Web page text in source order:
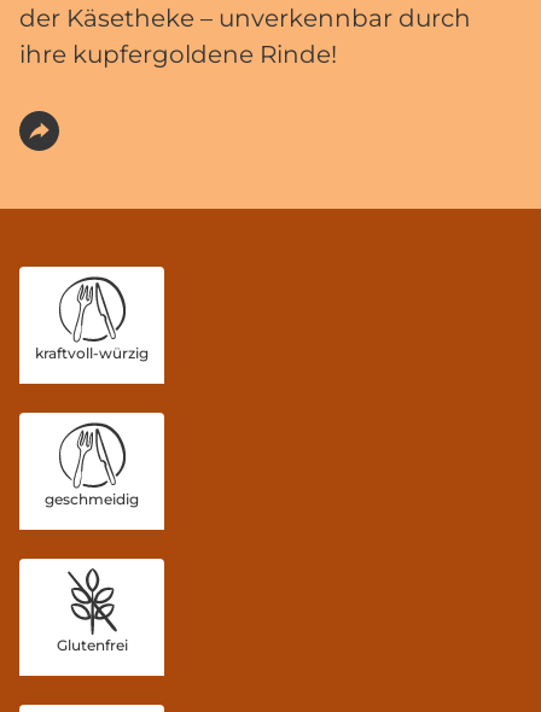
der Käsetheke – unverkennbar durch
ihre kupfergoldene Rinde!
kraftvoll-würzig
geschmeidig
Glutenfrei